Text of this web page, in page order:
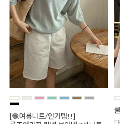
[🧶여름니트/인기템!!]